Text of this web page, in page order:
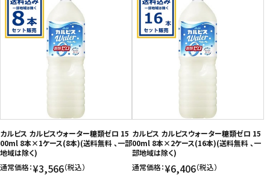
カルピス カルピスウォーター糖類ゼロ 15
00ml 8本×1ケース(8本)(送料無料 、一部
地域は除く)
通常価格：¥3,566（税込）
カルピス カルピスウォーター糖類ゼロ 15
00ml 8本×2ケース(16本)(送料無料 、一
部地域は除く)
通常価格：¥6,406（税込）